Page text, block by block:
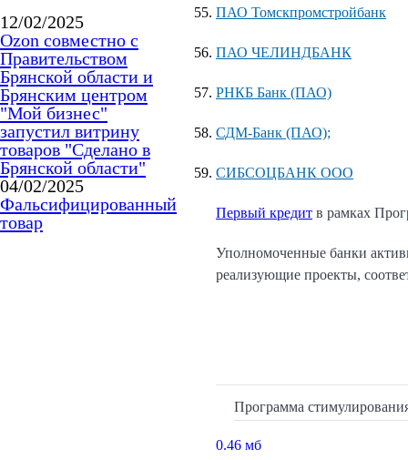
12/02/2025
Ozon совместно с
Правительством
Брянской области и
Брянским центром
"Мой бизнес"
запустил витрину
товаров "Сделано в
Брянской области"
04/02/2025
Фальсифицированный
товар
ПАО Томскпромстройбанк
ПАО ЧЕЛИНДБАНК
РНКБ Банк (ПАО)
СДМ-Банк (ПАО);
СИБСОЦБАНК ООО
Первый кредит в рамках
Уполномоченные банки
реализующие проекты,
Программа
0.46 мб